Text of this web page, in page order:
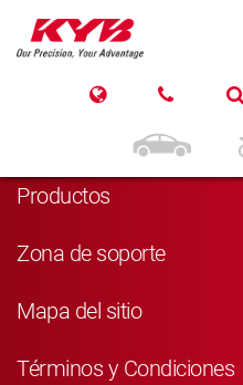
Navegación
Productos
Zona de soporte
Mapa del sitio
Términos y Condiciones